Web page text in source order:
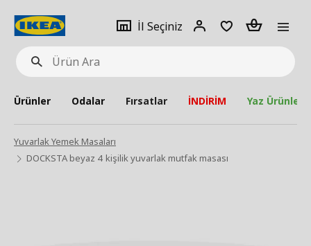
Ürün
Ara
İl Seçiniz
Giriş
Adet
Ürünler Odalar Fırsatlar İNDİRİM Yaz Ürünleri
Yuvarlak Yemek Masaları
DOCKSTA beyaz 4 kişilik yuvarlak mutfak masası